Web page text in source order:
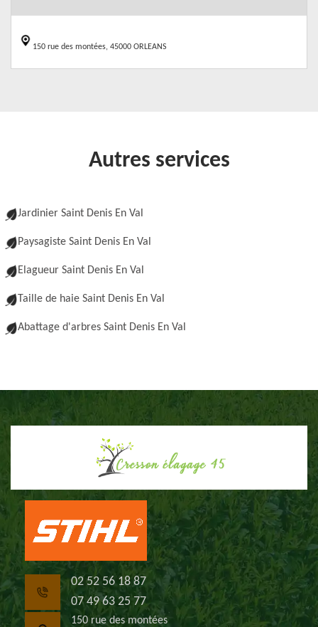
150 rue des montées, 45000 ORLEANS
Autres services
Jardinier Saint Denis En Val
Paysagiste Saint Denis En Val
Elagueur Saint Denis En Val
Taille de haie Saint Denis En Val
Abattage d'arbres Saint Denis En Val
02 52 56 18 87
07 49 63 25 77
150 rue des montées